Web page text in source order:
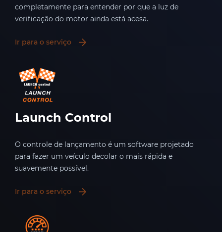
completamente para entender por que a luz de
verificação do motor ainda está acesa.
Ir para o serviço
Launch Control
O controle de lançamento é um software projetado
para fazer um veículo decolar o mais rápida e
suavemente possível.
Ir para o serviço